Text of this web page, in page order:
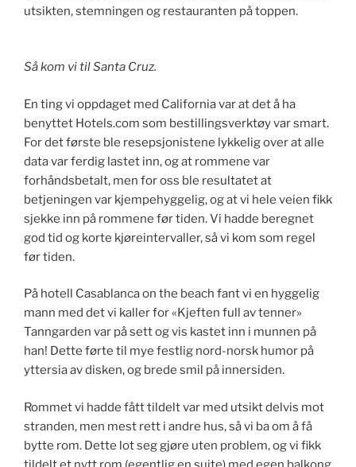
utsikten, stemningen og restauranten på toppen.
Så kom vi til Santa Cruz.
En ting vi oppdaget med California var at det å ha
benyttet Hotels.com som bestillingsverktøy var smart.
For det første ble resepsjonistene lykkelig over at alle
data var ferdig lastet inn, og at rommene var
forhåndsbetalt, men for oss ble resultatet at
betjeningen var kjempehyggelig, og at vi hele veien fikk
sjekke inn på rommene før tiden. Vi hadde beregnet
god tid og korte kjøreintervaller, så vi kom som regel
før tiden.
På hotell Casablanca on the beach fant vi en hyggelig
mann med det vi kaller for «Kjeften full av tenner»
Tanngarden var på sett og vis kastet inn i munnen på
han! Dette førte til mye festlig nord-norsk humor på
yttersia av disken, og brede smil på innersiden.
Rommet vi hadde fått tildelt var med utsikt delvis mot
stranden, men mest rett i andre hus, så vi ba om å få
bytte rom. Dette lot seg gjøre uten problem, og vi fikk